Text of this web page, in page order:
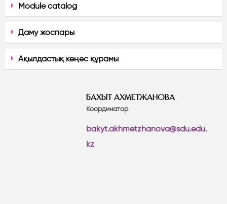
Module catalog
Даму жоспары
Ақылдастық кеңес құрамы
БАХЫТ АХМЕТЖАНОВА
Координатор
bakyt.akhmetzhanova@sdu.edu.
kz